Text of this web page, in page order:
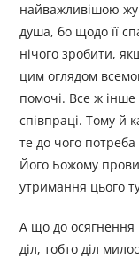
найважливішою
душа, бо щодо її
нічого зробити,
цим оглядом
помочі. Все ж інше
співпраці. Тому й
те до чого
Його Божому
утримання цього
А що до осягнення
діл, тобто діл